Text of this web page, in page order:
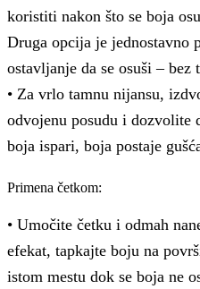
koristiti nakon što se boja
Druga opcija je jednostavno
ostavljanje da se osuši – bez
• Za vrlo tamnu nijansu,
odvojenu posudu i dozvolite
boja ispari, boja postaje
Primena četkom:
• Umočite četku i odmah
efekat, tapkajte boju na
istom mestu dok se boja ne